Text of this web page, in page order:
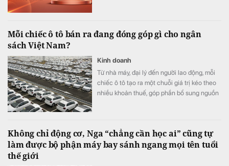
Mỗi chiếc ô tô bán ra đang đóng góp gì cho ngân
sách Việt Nam?
Kinh doanh
Từ nhà máy, đại lý đến người lao động, mỗi
chiếc ô tô tạo ra một chuỗi giá trị kéo theo
nhiều khoản thuế, góp phần bổ sung nguồn
Không chỉ động cơ, Nga “chẳng cần học ai” cũng tự
làm được bộ phận máy bay sánh ngang mọi tên tuổi
thế giới